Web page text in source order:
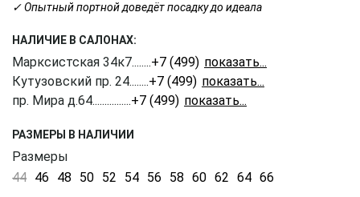
✓ Опытный портной доведёт посадку до идеала
НАЛИЧИЕ В САЛОНАХ:
Марксистская 34к7........+7 (499) 350-41-77
Кутузовский пр. 24........+7 (499) 703-20-90
пр. Мира д.64................+7 (499) 350-51-05
РАЗМЕРЫ В НАЛИЧИИ
Размеры
44 46 48 50 52 54 56 58 60 62 64 66